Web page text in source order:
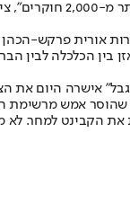
לבקשת "ישראל
אורית פרקש-
בין הכלכלה לבין
אישרה היום את
אמש מרשימת
הקבינט למחר.